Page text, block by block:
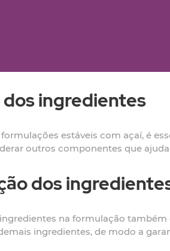
dos ingredientes
estáveis com açaí, é
outros componentes que
dos
na formulação
ingredientes, de modo a